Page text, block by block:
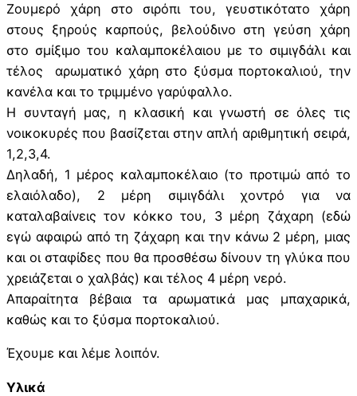
Ζουμερό χάρη στο σιρόπι του, γευστικότατο χάρη
στους ξηρούς καρπούς, βελούδινο στη γεύση χάρη
στο σμίξιμο του καλαμποκέλαιου με το σιμιγδάλι και
τέλος αρωματικό χάρη στο ξύσμα πορτοκαλιού, την
κανέλα και το τριμμένο γαρύφαλλο.
Η συνταγή μας, η κλασική και γνωστή σε όλες τις
νοικοκυρές που βασίζεται στην απλή αριθμητική σειρά,
1,2,3,4.
Δηλαδή, 1 μέρος καλαμποκέλαιο (το προτιμώ από το
ελαιόλαδο), 2 μέρη σιμιγδάλι χοντρό για να
καταλαβαίνεις τον κόκκο του, 3 μέρη ζάχαρη (εδώ
εγώ αφαιρώ από τη ζάχαρη και την κάνω 2 μέρη, μιας
και οι σταφίδες που θα προσθέσω δίνουν τη γλύκα που
χρειάζεται ο χαλβάς) και τέλος 4 μέρη νερό.
Απαραίτητα βέβαια τα αρωματικά μας μπαχαρικά,
καθώς και το ξύσμα πορτοκαλιού.
Έχουμε και λέμε λοιπόν.
Υλικά